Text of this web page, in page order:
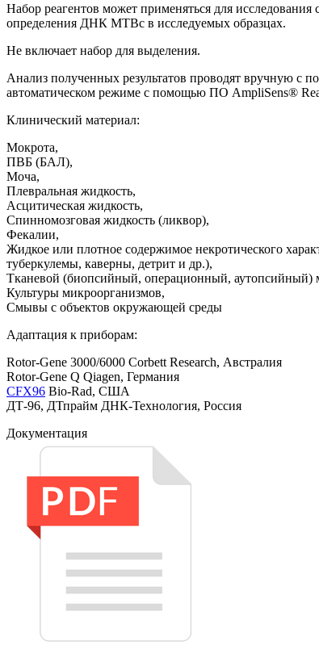
Набор реагентов может применяться для
определения ДНК MTВс в исследуемых образцах.
Не включает набор для выделения.
Анализ полученных результатов проводят вручную с
автоматическом режиме с помощью ПО AmpliSens®
Клинический материал:
Мокрота,
ПВБ (БАЛ),
Моча,
Плевральная жидкость,
Асцитическая жидкость,
Спинномозговая жидкость (ликвор),
Фекалии,
Жидкое или плотное содержимое некротического
туберкулемы, каверны, детрит и др.),
Тканевой (биопсийный, операционный, аутопсийный)
Культуры микроорганизмов,
Смывы с объектов окружающей среды
Адаптация к приборам:
Rotor-Gene 3000/6000 Corbett Research, Австралия
Rotor-Gene Q Qiagen, Германия
CFX96 Bio-Rad, США
ДТ-96, ДТпрайм ДНК-Технология, Россия
Документация